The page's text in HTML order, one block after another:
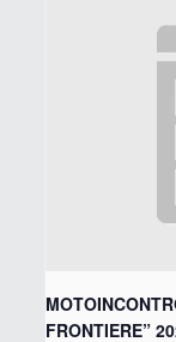
FRONTIERE”